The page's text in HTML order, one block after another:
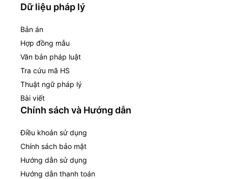
Dữ liệu pháp lý
Bản án
Hợp đồng mẫu
Văn bản pháp luật
Tra cứu mã HS
Thuật ngữ pháp lý
Bài viết
Chính sách và Hướng dẫn
Điều khoản sử dụng
Chính sách bảo mật
Hướng dẫn sử dụng
Hướng dẫn thanh toán